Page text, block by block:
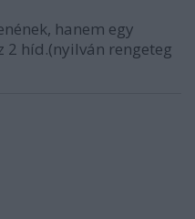
hanem egy
2 híd.(nyilván rengeteg